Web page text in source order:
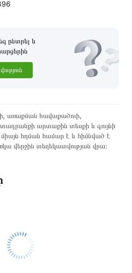
ընտրել և
առաքման հավաքածուի,
արտաքին տեսքի և գույնի
հղման համար է և հիմնված է
վերջին տեղեկատվության վրա։